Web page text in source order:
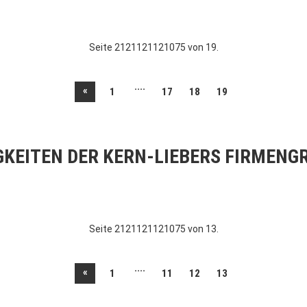
Seite 2121121121075 von 19.
« 1 .... 17 18 19
DER KERN-LIEBERS
Seite 2121121121075 von 13.
« 1 .... 11 12 13